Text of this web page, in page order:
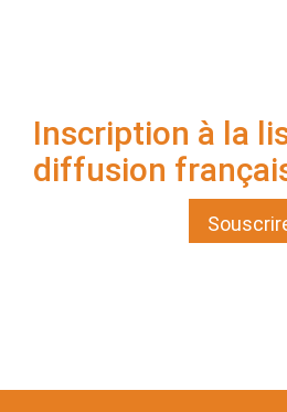
Inscription à la
diffusion